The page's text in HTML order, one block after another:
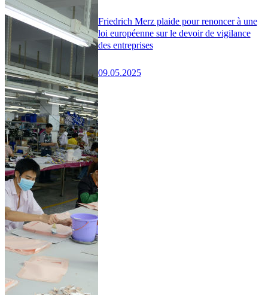
Friedrich Merz plaide pour renoncer à une
loi européenne sur le devoir de vigilance
des entreprises
09.05.2025